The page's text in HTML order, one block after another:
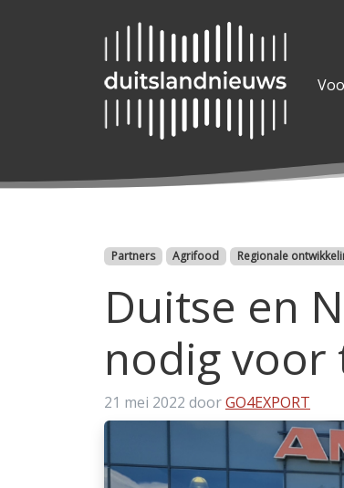
Categorieën
Partners Agrifood Regionale
Duitse en
nodig
21 mei 2022 doorGO4EXPORT